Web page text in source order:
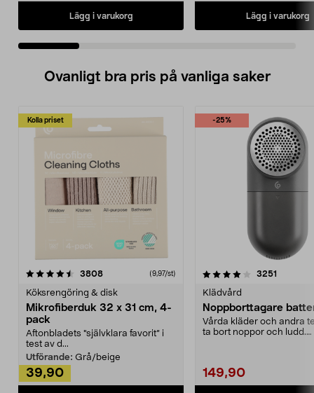
Lägg i varukorg Lägg i varukorg
Ovanligt bra pris på vanliga saker
Kolla priset
3808recensioner (9,97/st)
Köksrengöring & disk
Mikrofiberduk 32 x 31 cm, 4-
pack
Aftonbladets "självklara favorit” i
test av d...
Utförande: Grå/beige
39,90
-25%
4.0av 5 stjärnor 3251
Klädvård
Noppborttagare
Vårda kläder och andra
ta bort noppor och ludd.
149,90
4.5av 5 stjärnor